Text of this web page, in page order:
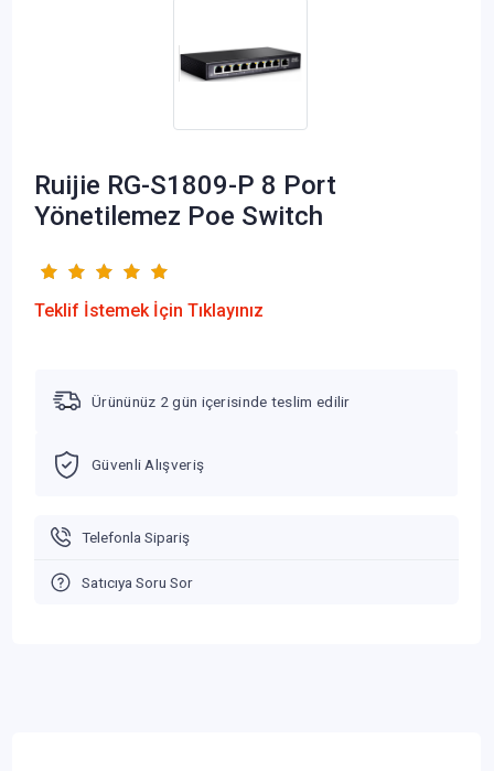
Ruijie RG-S1809-P 8 Port
Yönetilemez Poe Switch
Teklif İstemek İçin Tıklayınız
Ürününüz 2 gün içerisinde teslim edilir
Güvenli Alışveriş
Telefonla Sipariş
Satıcıya Soru Sor